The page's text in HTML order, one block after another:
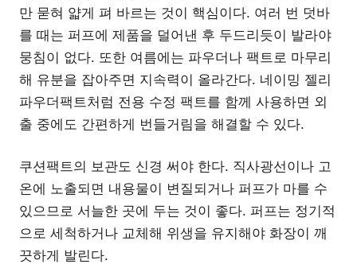
만 묻혀 얇게 펴 바르는 것이 핵심이다. 여러 번 덧바
를 때는 퍼프에 제품을 덜어낸 후 두드리듯이 발라야
뭉침이 없다. 또한 여름에는 파우더나 팩트로 마무리
해 유분을 잡아주면 지속력이 올라간다. 네이밍 젤리
파우더팩트처럼 전용 수정 팩트를 함께 사용하면 외
출 중에도 간편하게 번들거림을 해결할 수 있다.
쿠션팩트의 보관도 신경 써야 한다. 직사광선이나 고
온에 노출되면 내용물이 변질되거나 퍼프가 마를 수
있으므로 서늘한 곳에 두는 것이 좋다. 퍼프는 정기적
으로 세척하거나 교체해 위생을 유지해야 화장이 깨
끗하게 발린다.